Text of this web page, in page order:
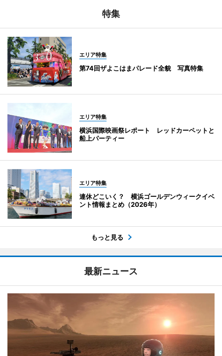
特集
エリア特集
第74回ザよこはまパレード全貌 写真特集
エリア特集
横浜国際映画祭レポート レッドカーペットと
船上パーティー
エリア特集
連休どこいく？ 横浜ゴールデンウィークイベ
ント情報まとめ（2026年）
もっと見る
最新ニュース